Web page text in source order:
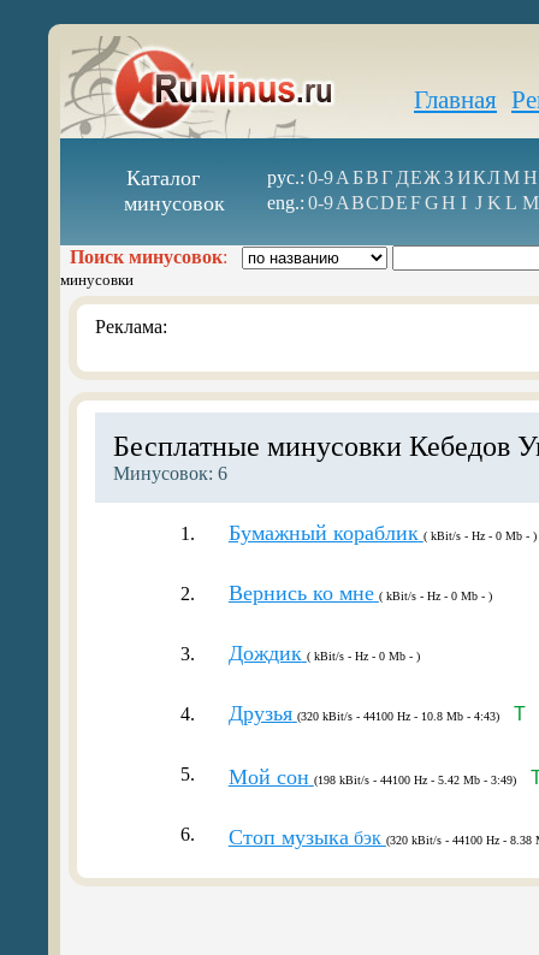
Главная
Каталог
минусовок
рус.: 0-9А БВГ ДЕЖ З ИКЛМН
eng.: 0-9ABCDEFGH I J K L M
Поиск минусовок:
минусовки
Реклама:
Бесплатные минусовки Кебедов
Минусовок: 6
1. Бумажный кораблик ( kBit/s - Hz - 0 Mb - )
2. Вернись ко мне ( kBit/s - Hz - 0 Mb - )
3. Дождик ( kBit/s - Hz - 0 Mb - )
4. Друзья (320 kBit/s - 44100 Hz - 10.8 Mb - 4:43) T
5. Мой сон (198 kBit/s - 44100 Hz - 5.42 Mb - 3:49)
6. Стоп музыка бэк (320 kBit/s - 44100 Hz - 8.38